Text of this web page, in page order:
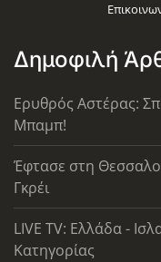
Δημοφιλή
Ερυθρός Αστέρας:
Μπαμπ!
Έφτασε στη
Γκρέι
LIVE TV: Ελλάδα -
Κατηγορίας